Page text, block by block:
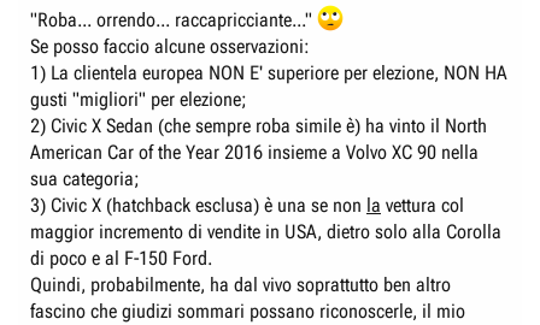
raccapricciante, spero che dal vivo la situazione migliori perchè
altrimenti non vedo come possano pensare di vender roba del genere ad
una clientela europea, provando ad uscire dalla nicchia in cui stanno e a
vendere qualche macchina a chi di Honda non ne ha ancora avute.
"Roba... orrendo... raccapricciante..."
Se posso faccio alcune osservazioni:
1) La clientela europea NON E' superiore per elezione, NON HA
gusti "migliori" per elezione;
2) Civic X Sedan (che sempre roba simile è) ha vinto il North
American Car of the Year 2016 insieme a Volvo XC 90 nella
sua categoria;
3) Civic X (hatchback esclusa) è una se non la vettura col
maggior incremento di vendite in USA, dietro solo alla Corolla
di poco e al F-150 Ford.
Quindi, probabilmente, ha dal vivo soprattutto ben altro
fascino che giudizi sommari possano riconoscerle, il mio